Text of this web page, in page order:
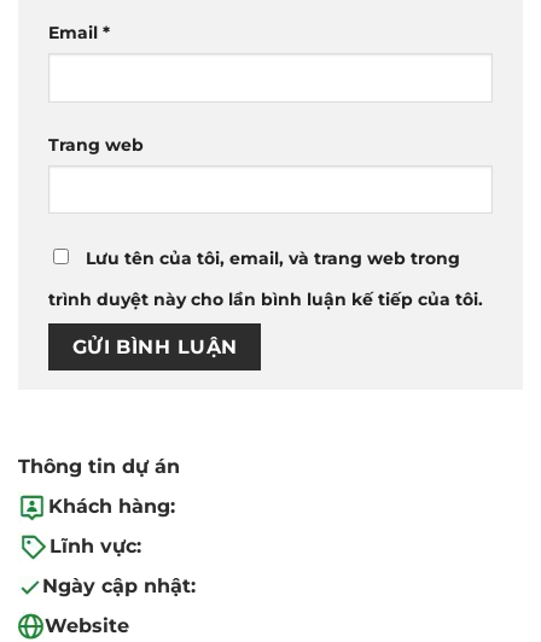
Email *
Trang web
Lưu tên của tôi, email, và trang web trong
trình duyệt này cho lần bình luận kế tiếp của tôi.
Thông tin dự án
Khách hàng:
Lĩnh vực:
Ngày cập nhật:
Website